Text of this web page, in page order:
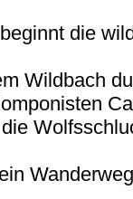
die
Wildbach